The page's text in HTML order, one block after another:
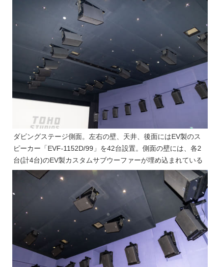
ダビングステージ側面。左右の壁、天井、後面にはEV製のス
ピーカー「EVF-1152D/99」を42台設置。側面の壁には、各2
台(計4台)のEV製カスタムサブウーファーが埋め込まれている